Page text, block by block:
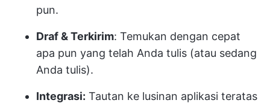
pun.
Draf & Terkirim: Temukan dengan cepat
apa pun yang telah Anda tulis (atau sedang
Anda tulis).
Integrasi: Tautan ke lusinan aplikasi teratas